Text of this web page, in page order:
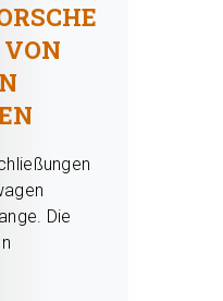
S
V
Die